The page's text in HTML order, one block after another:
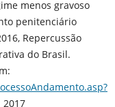
menos gravoso
penitenciário
Repercussão
do Brasil.
2017